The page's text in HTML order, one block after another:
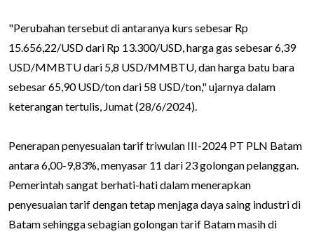
"Perubahan tersebut di antaranya kurs sebesar Rp
15.656,22/USD dari Rp 13.300/USD, harga gas sebesar 6,39
USD/MMBTU dari 5,8 USD/MMBTU, dan harga batu bara
sebesar 65,90 USD/ton dari 58 USD/ton," ujarnya dalam
keterangan tertulis, Jumat (28/6/2024).
Penerapan penyesuaian tarif triwulan III-2024 PT PLN Batam
antara 6,00-9,83%, menyasar 11 dari 23 golongan pelanggan.
Pemerintah sangat berhati-hati dalam menerapkan
penyesuaian tarif dengan tetap menjaga daya saing industri di
Batam sehingga sebagian golongan tarif Batam masih di